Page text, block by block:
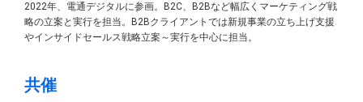
2022年、電通デジタルに参画。B2C、B2Bなど幅広くマーケティング戦
略の立案と実行を担当。B2Bクライアントでは新規事業の立ち上げ支援
やインサイドセールス戦略立案～実行を中心に担当。
共催